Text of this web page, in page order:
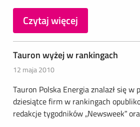
Czytaj więcej
Tauron wyżej w rankingach
12 maja 2010
Tauron Polska Energia znalazł się w
dziesiątce firm w rankingach
redakcje tygodników „Newsweek”